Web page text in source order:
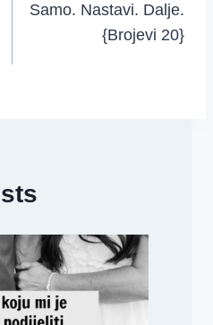
Samo. Nastavi. Dalje.
{Brojevi 20}